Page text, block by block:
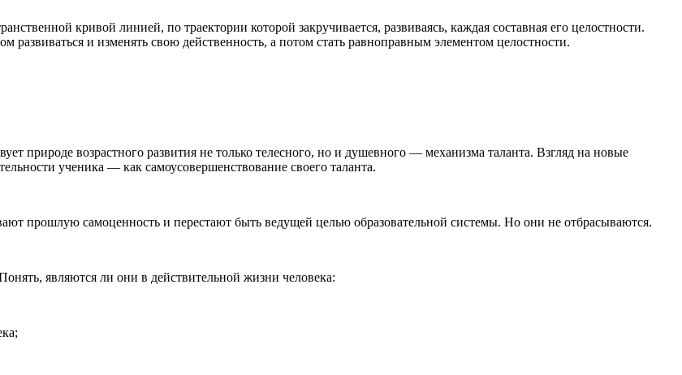
кривой линией, по траектории которой закручивается, развиваясь, каждая составная его целостности.
и изменять свою действенность, а потом стать равноправным элементом целостности.
природе возрастного развития не только телесного, но и душевного — механизма таланта. Взгляд на новые
ученика — как самоусовершенствование своего таланта.
прошлую самоценность и перестают быть ведущей целью образовательной системы. Но они не отбрасываются.
являются ли они в действительной жизни человека: